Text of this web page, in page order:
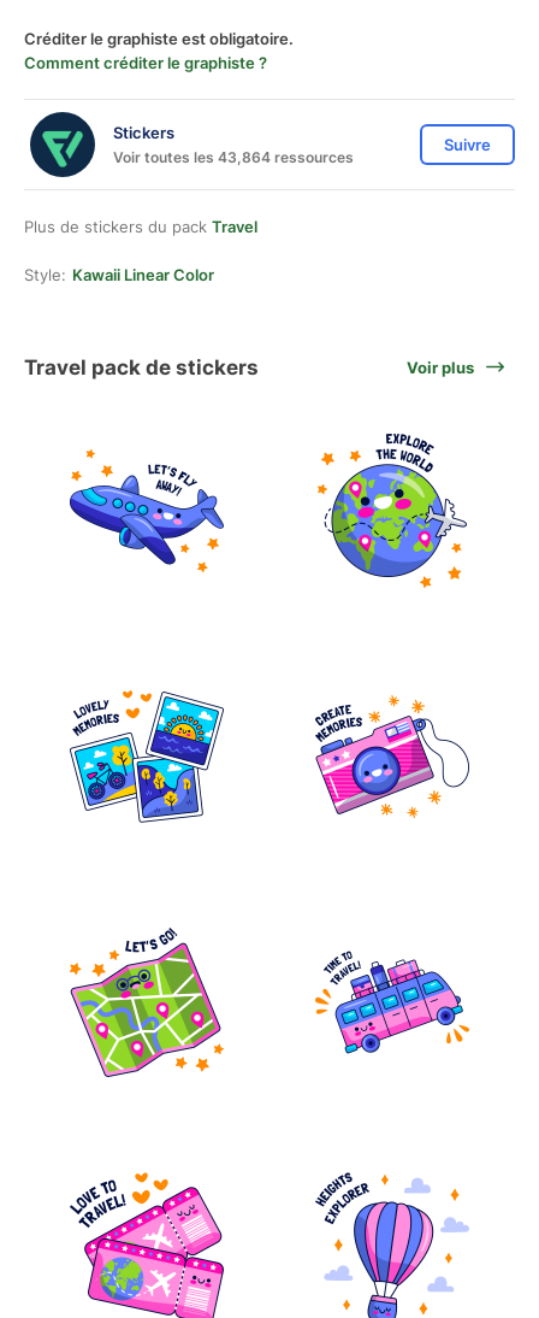
Créditer le graphiste est obligatoire.
Comment créditer le graphiste ?
Stickers
Voir toutes les 43,864 ressources
Suivre
Plus de stickers du pack Travel
Style: Kawaii Linear Color
Travel pack de stickers Voir plus